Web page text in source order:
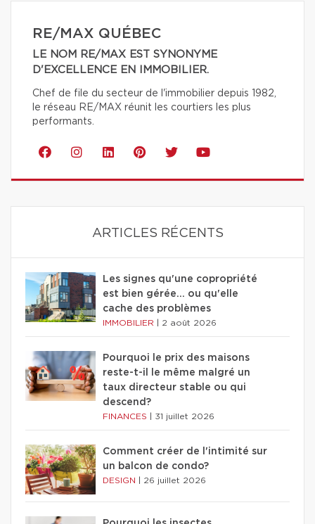
RE/MAX QUÉBEC
LE NOM RE/MAX EST SYNONYME
D'EXCELLENCE EN IMMOBILIER.
Chef de file du secteur de l'immobilier depuis 1982,
le réseau RE/MAX réunit les courtiers les plus
performants.
ARTICLES RÉCENTS
Les signes qu'une copropriété
est bien gérée… ou qu'elle
cache des problèmes
IMMOBILIER 2 août 2026
Pourquoi le prix des maisons
reste-t-il le même malgré un
taux directeur stable ou qui
descend?
FINANCES 31 juillet 2026
Comment créer de l'intimité sur
un balcon de condo?
DESIGN 26 juillet 2026